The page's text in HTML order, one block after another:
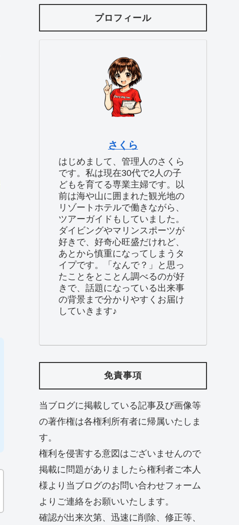
プロフィール
さくら
はじめまして、管理人のさくら
です。私は現在30代で2人の子
どもを育てる専業主婦です。以
前は海や山に囲まれた観光地の
リゾートホテルで働きながら、
ツアーガイドもしていました。
ダイビングやマリンスポーツが
好きで、好奇心旺盛だけれど、
あとから慎重になってしまうタ
イプです。「なんで？」と思っ
たことをとことん調べるのが好
きで、話題になっている出来事
の背景まで分かりやすくお届け
していきます♪
免責事項
当ブログに掲載している記事及び画像等
の著作権は各権利所有者に帰属いたしま
す。
権利を侵害する意図はございませんので
掲載に問題がありましたら権利者ご本人
様より当ブログのお問い合わせフォーム
よりご連絡をお願いいたします。
確認が出来次第、迅速に削除、修正等、